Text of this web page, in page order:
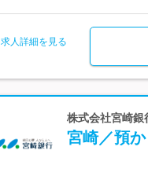
求人詳細を見る
株式会社宮崎銀
宮崎／預